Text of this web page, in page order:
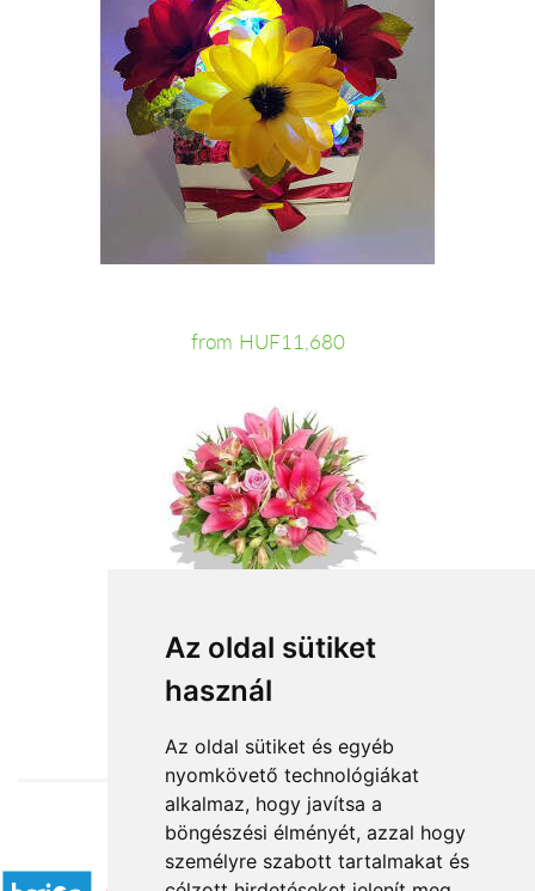
Az oldal sütiket
használ
Az oldal sütiket és egyéb
nyomkövető technológiákat
alkalmaz, hogy javítsa a
böngészési élményét, azzal hogy
személyre szabott tartalmakat és
from HUF11,680
from HUF28,800
Accepted payment methods